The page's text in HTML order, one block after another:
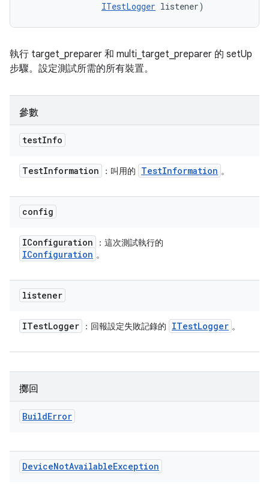
ITestLogger listener)
執行 target_preparer 和 multi_target_preparer 的 setUp
步驟。設定測試所需的所有裝置。
參數
testInfo
TestInformation ：叫用的 TestInformation 。
config
IConfiguration ：這次測試執行的
IConfiguration 。
listener
ITestLogger ：回報設定失敗記錄的 ITestLogger 。
擲回
BuildError
DeviceNotAvailableException